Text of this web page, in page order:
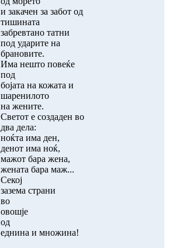
и закачен за забот од
тишината
забревтано татни
под ударите на
брановите.
Има нешто повеќе
под
бојата на кожата и
шаренилото
на жените.
Светот е создаден во
два дела:
ноќта има ден,
денот има ноќ,
мажот бара жена,
жената бара маж...
Секој
зазема страни
во
овошје
од
еднина и множина!